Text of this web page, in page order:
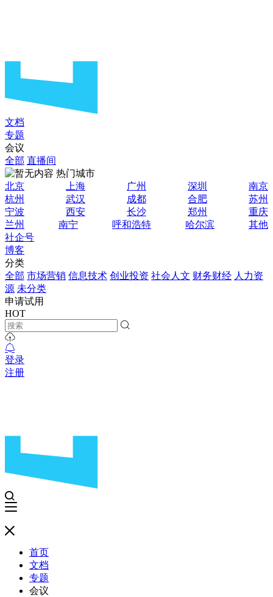
文档
专题
会议
全部 直播间
热门城市
北京
上海 广州 深圳
南京
杭州
武汉 成都 合肥
苏州
宁波
西安 长沙 郑州
重庆
兰州
南宁 呼和浩特 哈尔滨
其他
社企号
博客
分类
全部 市场营销 信息技术 创业投资 社会人文 财务财经 人力资
源 未分类
申请试用
HOT
登录
注册
首页
文档
专题
会议